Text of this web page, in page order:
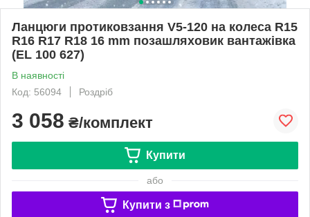
Ланцюги протиковзання V5-120 на колеса R15
R16 R17 R18 16 mm позашляховик вантажівка
(EL 100 627)
В наявності
Код: 56094
Роздріб
3 058 ₴/комплект
Купити
або
Купити з